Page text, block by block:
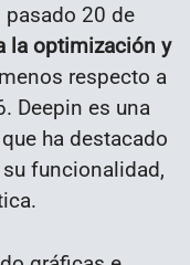
pasado 20 de
la optimización y
respecto a
Deepin es una
ha destacado
funcionalidad,